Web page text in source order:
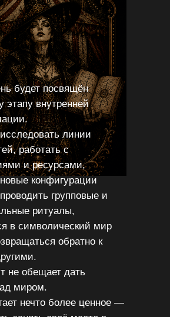
будет посвящён
этапу внутренней
линии
работать с
и ресурсами,
конфигурации
групповые и
ритуалы,
в символический мир
обратно к
не обещает дать
миром.
нечто более ценное —